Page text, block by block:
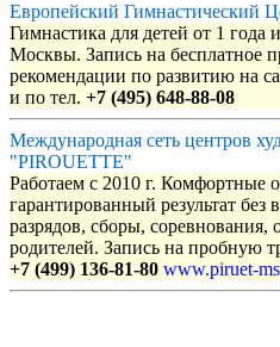
Европейский Гимнастический
Гимнастика для детей от 1
Москвы. Запись на бесплатное
рекомендации по развитию на
и по тел. +7 (495) 648-88-08
Международная сеть центров
"PIROUETTE"
Работаем с 2010 г. Комфортные
гарантированный результат
разрядов, сборы,
родителей. Запись на пробную
+7 (499) 136-81-80 www.piruet-